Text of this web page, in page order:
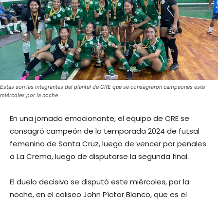
Estas son las integrantes del plantel de CRE que se consagraron campeones este
miércoles por la noche
En una jornada emocionante, el equipo de CRE se
consagró campeón de la temporada 2024 de futsal
femenino de Santa Cruz, luego de vencer por penales
a La Crema, luego de disputarse la segunda final.
El duelo decisivo se disputó este miércoles, por la
noche, en el coliseo John Píctor Blanco, que es el